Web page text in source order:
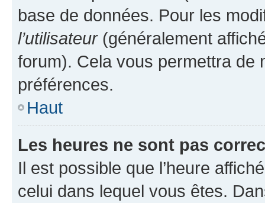
base de données. Pour les
l’utilisateur(généralement
forum). Cela vous permettra de
préférences.
Haut
Les heures ne sont pas
Il est possible que l’heure
celui dans lequel vous êtes.